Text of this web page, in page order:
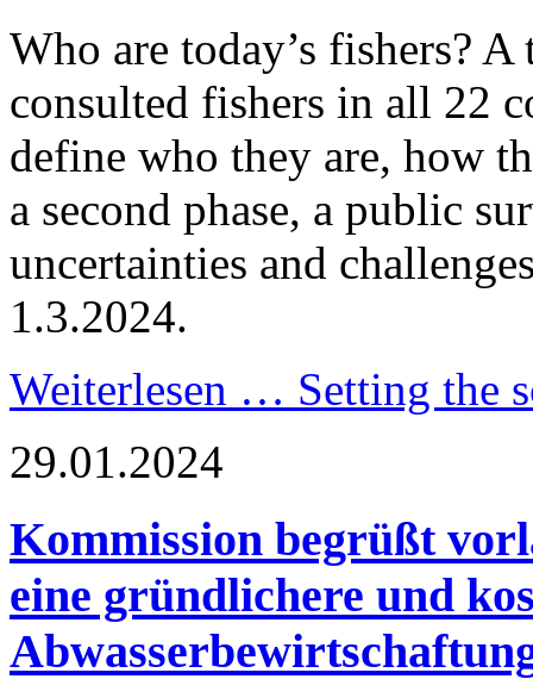
Who are today’s fishers?
consulted fishers in all 22
define who they are, how
a second phase, a public
uncertainties and
1.3.2024.
Weiterlesen … Setting the
29.01.2024
Kommission begrüßt
eine gründlichere und